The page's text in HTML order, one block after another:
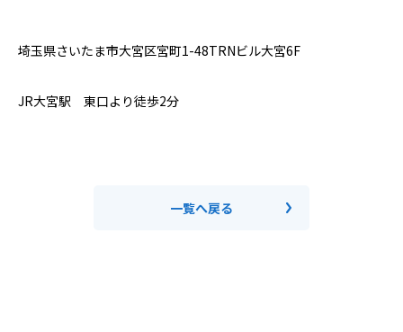
埼玉県さいたま市大宮区宮町1-48TRNビル大宮6F⁣
JR大宮駅 東口より徒歩2分⁣
一覧へ戻る